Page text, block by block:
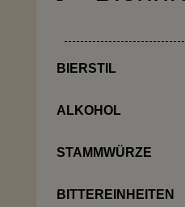
BIERSTIL
ALKOHOL
STAMMWÜRZE
BITTEREINHEITEN